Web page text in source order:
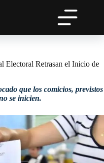
Electoral Retrasan el Inicio de
que los comicios, previstos
se inicien.